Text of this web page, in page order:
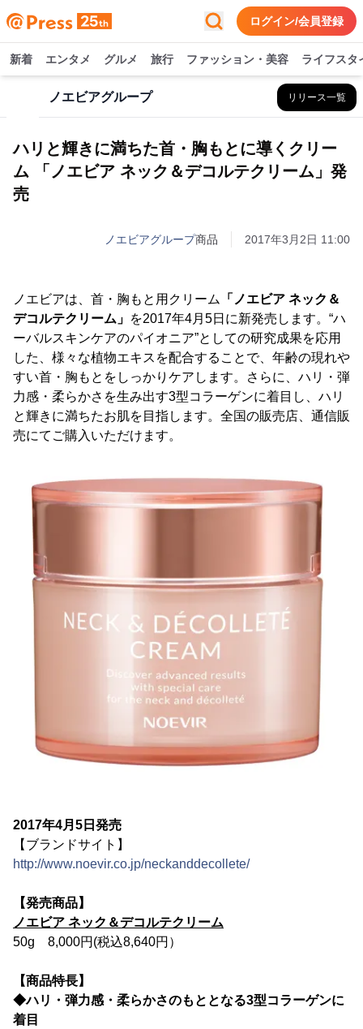
ログイン/会員登録
新着 エンタメ グルメ 旅行 ファッション・美容 ライフスタ
ノエビアグループ リリース一覧
ハリと輝きに満ちた首・胸もとに導くクリー
ム 「ノエビア ネック＆デコルテクリーム」発
売
ノエビアグループ商品 2017年3月2日 11:00
ノエビアは、首・胸もと用クリーム
「ノエビア ネック＆
デコルテクリーム」 を2017年4月5日に新発売します。“ハ
ーバルスキンケアのパイオニア”としての研究成果を応用
した、様々な植物エキスを配合することで、年齢の現れや
すい首・胸もとをしっかりケアします。さらに、ハリ・弾
力感・柔らかさを生み出す3型コラーゲンに着目し、ハリ
と輝きに満ちたお肌を目指します。全国の販売店、通信販
売にてご購入いただけます。
2017年4月5日発売
【ブランドサイト】
http://www.noevir.co.jp/neckanddecollete/
【発売商品】
ノエビア ネック＆デコルテクリーム
50g 8,000円(税込8,640円）
【商品特長】
◆ハリ・弾力感・柔らかさのもととなる3型コラーゲンに
着目